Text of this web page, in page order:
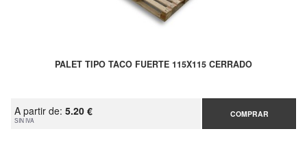
PALET TIPO TACO FUERTE 115X115 CERRADO
A partir de: 5.20 €
SIN IVA
COMPRAR